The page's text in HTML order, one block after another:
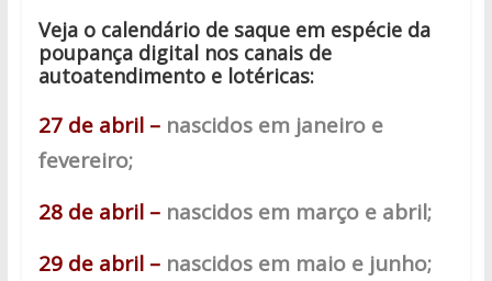
Veja o calendário de saque em espécie da
poupança digital nos canais de
autoatendimento e lotéricas:
27 de abril –nascidos em janeiro e
fevereiro;
28 de abril –nascidos em março e abril;
29 de abril –nascidos em maio e junho;